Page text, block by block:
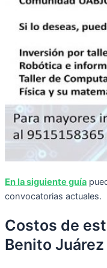
En la siguiente guía
convocatorias actuales.
Costos de
Benito Juárez